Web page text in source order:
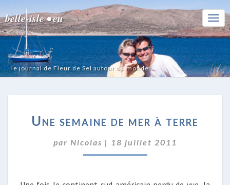
belle-isle • eu
le journal de Fleur de Sel autour du monde
SEMAINE
MER
À
Une semaine de mer à terre
par Nicolas | 18 juillet 2011